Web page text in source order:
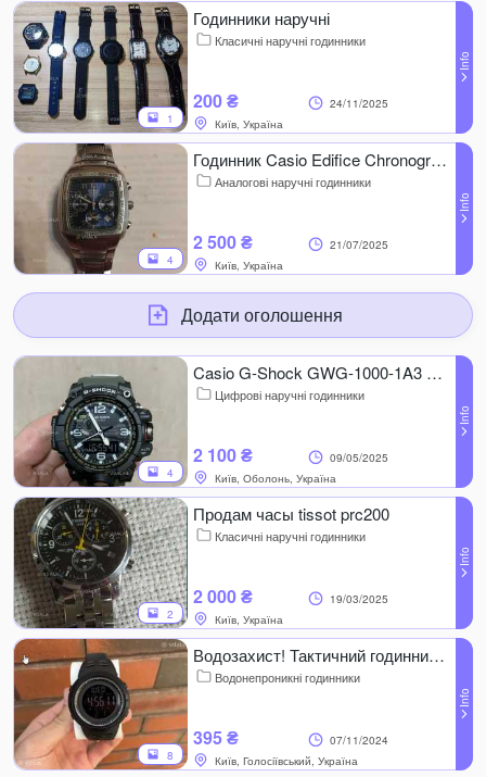
1
Годинники наручні
Класичні наручні годинники
200 ₴
24/11/2025
Київ, Україна
4
Годинник Casio Edifice Chronograph
Аналогові наручні годинники
2 500 ₴
21/07/2025
Київ, Україна
Додати оголошення
4
Casio G-Shock GWG-1000-1A3 Mudmaster
Цифрові наручні годинники
2 100 ₴
09/05/2025
Київ, Оболонь, Україна
2
Продам часы tissot prc200
Класичні наручні годинники
2 000 ₴
19/03/2025
Київ, Україна
8
Водозахист! Тактичний годинник skmei 1251, amigo
Водонепроникні годинники
395 ₴
07/11/2024
Київ, Голосіївський, Україна